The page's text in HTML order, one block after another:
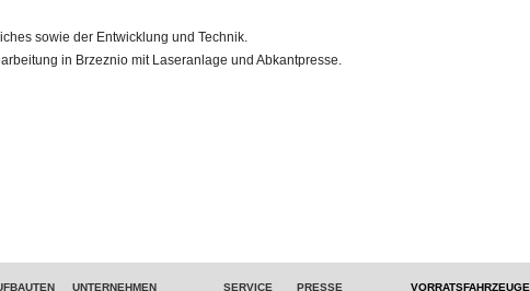
sowie der Entwicklung und Technik.
in Brzeznio mit Laseranlage und Abkantpresse.
UNTERNEHMEN SERVICE PRESSE VORRATSFAHRZEUGE